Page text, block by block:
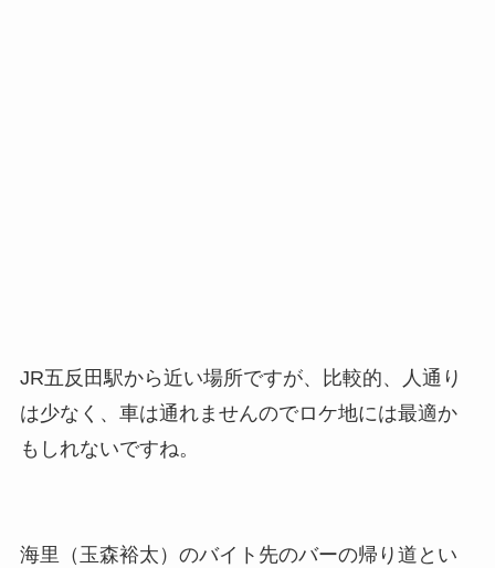
JR五反田駅から近い場所ですが、比較的、人通り
は少なく、車は通れませんのでロケ地には最適か
もしれないですね。
海里（玉森裕太）のバイト先のバーの帰り道とい